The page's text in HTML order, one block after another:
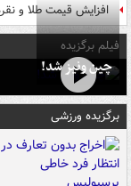
افزایش قیمت طلا و
فیلم برگزیده
چین ونیز شد!
برگزیده ورزشی